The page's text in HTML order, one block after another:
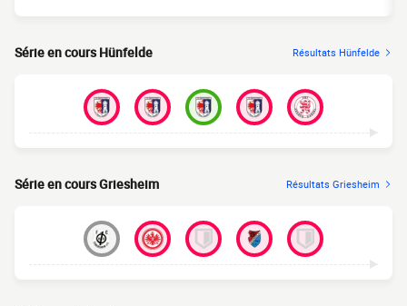
Série en cours Hünfelde Résultats Hünfelde
Série en cours Griesheim Résultats Griesheim